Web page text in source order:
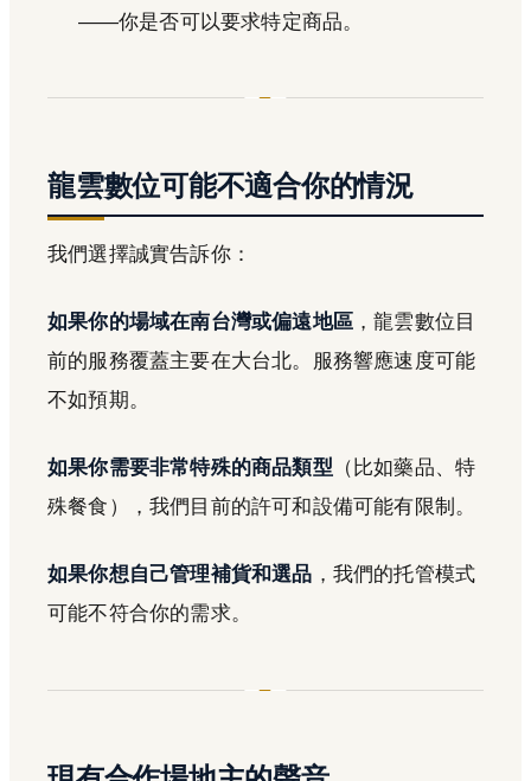
——你是否可以要求特定商品。
龍雲數位可能不適合你的情況
我們選擇誠實告訴你：
如果你的場域在南台灣或偏遠地區 ，龍雲數位目
前的服務覆蓋主要在大台北。服務響應速度可能
不如預期。
如果你需要非常特殊的商品類型 （比如藥品、特
殊餐食），我們目前的許可和設備可能有限制。
如果你想自己管理補貨和選品 ，我們的托管模式
可能不符合你的需求。